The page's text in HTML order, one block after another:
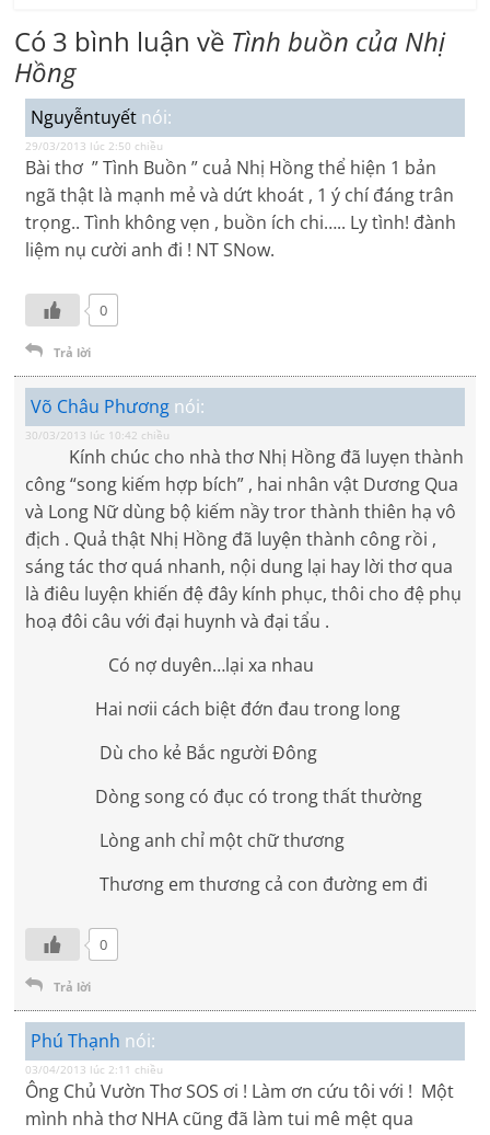
Có 3 bình luận về Tình buồn của Nhị
Hồng
Nguyễntuyết nói:
29/03/2013 lúc 2:50 chiều
Bài thơ ” Tình Buồn ” cuả Nhị Hồng thể hiện 1 bản
ngã thật là mạnh mẻ và dứt khoát , 1 ý chí đáng trân
trọng.. Tình không vẹn , buồn ích chi….. Ly tình! đành
liệm nụ cười anh đi ! NT SNow.
0
Trả lời
Võ Châu Phương nói:
30/03/2013 lúc 10:42 chiều
Kính chúc cho nhà thơ Nhị Hồng đã luyẹn thành
công “song kiếm hợp bích” , hai nhân vật Dương Qua
và Long Nữ dùng bộ kiếm nầy tror thành thiên hạ vô
địch . Quả thật Nhị Hồng đã luyện thành công rồi ,
sáng tác thơ quá nhanh, nội dung lại hay lời thơ qua
là điêu luyện khiến đệ đây kính phục, thôi cho đệ phụ
hoạ đôi câu với đại huynh và đại tẩu .
Có nợ duyên…lại xa nhau
Hai nơii cách biệt đớn đau trong long
Dù cho kẻ Bắc người Đông
Dòng song có đục có trong thất thường
Lòng anh chỉ một chữ thương
Thương em thương cả con đường em đi
0
Trả lời
Phú Thạnh nói:
03/04/2013 lúc 2:11 chiều
Ông Chủ Vườn Thơ SOS ơi ! Làm ơn cứu tôi với ! Một
mình nhà thơ NHA cũng đã làm tui mê mệt qua